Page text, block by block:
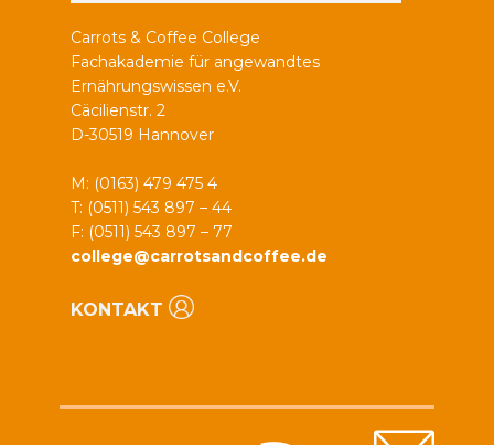
Carrots & Coffee College
Fachakademie für angewandtes
Ernährungswissen e.V.
Cäcilienstr. 2
D-30519 Hannover
M: (0163) 479 475 4
T: (0511) 543 897 – 44
F: (0511) 543 897 – 77
college@carrotsandcoffee.de
KONTAKT